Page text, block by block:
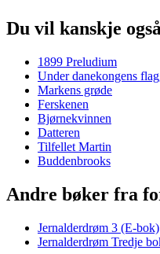
Du vil kanskje
1899 Preludium
Under danekongens
Markens grøde
Ferskenen
Bjørnekvinnen
Datteren
Tilfellet Martin
Buddenbrooks
Andre bøker fra
Jernalderdrøm 3 (E-bok)
Jernalderdrøm Tredje